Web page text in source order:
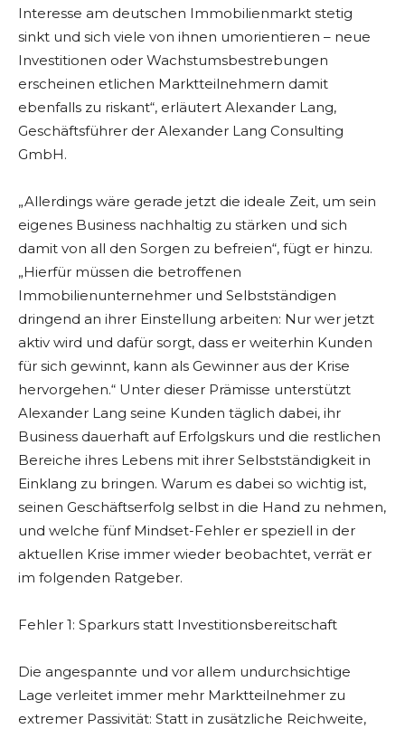
Interesse am deutschen Immobilienmarkt stetig
sinkt und sich viele von ihnen umorientieren – neue
Investitionen oder Wachstumsbestrebungen
erscheinen etlichen Marktteilnehmern damit
ebenfalls zu riskant“, erläutert Alexander Lang,
Geschäftsführer der Alexander Lang Consulting
GmbH.
„Allerdings wäre gerade jetzt die ideale Zeit, um sein
eigenes Business nachhaltig zu stärken und sich
damit von all den Sorgen zu befreien“, fügt er hinzu.
„Hierfür müssen die betroffenen
Immobilienunternehmer und Selbstständigen
dringend an ihrer Einstellung arbeiten: Nur wer jetzt
aktiv wird und dafür sorgt, dass er weiterhin Kunden
für sich gewinnt, kann als Gewinner aus der Krise
hervorgehen.“ Unter dieser Prämisse unterstützt
Alexander Lang seine Kunden täglich dabei, ihr
Business dauerhaft auf Erfolgskurs und die restlichen
Bereiche ihres Lebens mit ihrer Selbstständigkeit in
Einklang zu bringen. Warum es dabei so wichtig ist,
seinen Geschäftserfolg selbst in die Hand zu nehmen,
und welche fünf Mindset-Fehler er speziell in der
aktuellen Krise immer wieder beobachtet, verrät er
im folgenden Ratgeber.
Fehler 1: Sparkurs statt Investitionsbereitschaft
Die angespannte und vor allem undurchsichtige
Lage verleitet immer mehr Marktteilnehmer zu
extremer Passivität: Statt in zusätzliche Reichweite,